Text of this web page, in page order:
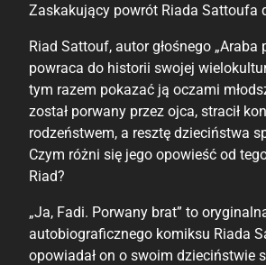
Zaskakujący powrót Riada Sattoufa
Riad Sattouf, autor głośnego „Araba
powraca do historii swojej
tym razem pokazać ją oczami
został porwany przez ojca, stracił
rodzeństwem, a resztę dzieciństwa
Czym różni się jego opowieść od
Riad?
„Ja, Fadi. Porwany brat” to
autobiograficznego komiksu Riada
opowiadał on o swoim dzieciństwie